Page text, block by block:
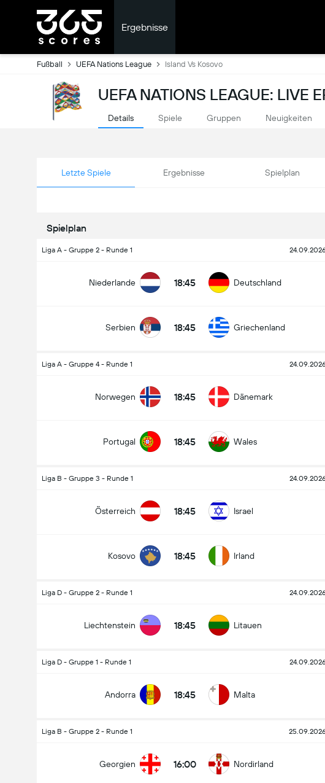
Ergebnisse
Fußball UEFA Nations League Island Vs Kosovo
UEFA NATIONS LEAGUE: LIVE
Details Spiele Gruppen Neuigkeiten
Letzte Spiele Ergebnisse Spielplan
Spielplan
Liga A - Gruppe 2 - Runde 1
Niederlande 18:45 Deutschland
Serbien 18:45 Griechenland
Liga A - Gruppe 4 - Runde 1
Norwegen 18:45 Dänemark
Portugal 18:45 Wales
Liga B - Gruppe 3 - Runde 1
Österreich 18:45 Israel
Kosovo 18:45 Irland
Liga D - Gruppe 2 - Runde 1
Liechtenstein 18:45 Litauen
Liga D - Gruppe 1 - Runde 1
Andorra 18:45 Malta
Liga B - Gruppe 2 - Runde 1
Georgien 16:00 Nordirland